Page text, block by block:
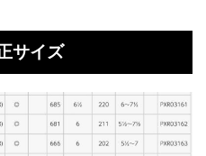
サイズ